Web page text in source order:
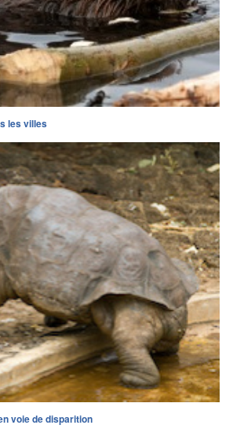
les villes
voie de disparition